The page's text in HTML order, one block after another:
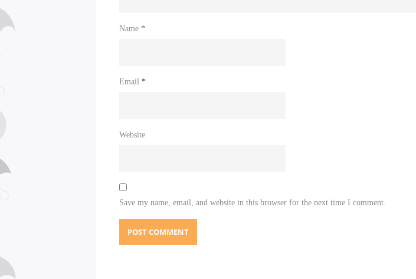
Name *
Email *
Website
Save my name, email, and website in this browser for the next time I comment.